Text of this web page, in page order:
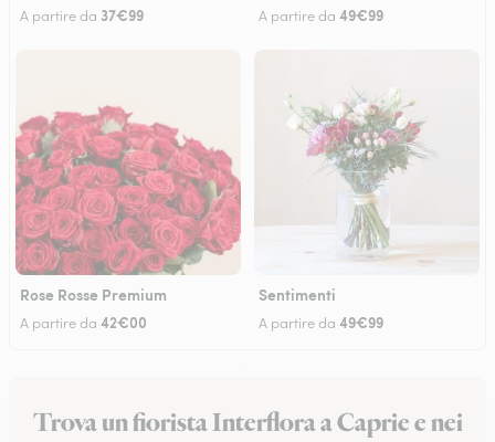
A partire da 37€99 A partire da 49€99
Rose Rosse Premium
A partire da 42€00
Sentimenti
A partire da 49€99
Trova un fiorista Interflora a Caprie e nei